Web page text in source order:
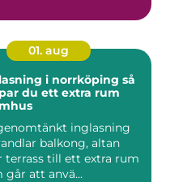
01. aug
i norrköping så
du ett extra rum
inglasning
balkong, altan
terrass till ett extra rum
går att anvä...